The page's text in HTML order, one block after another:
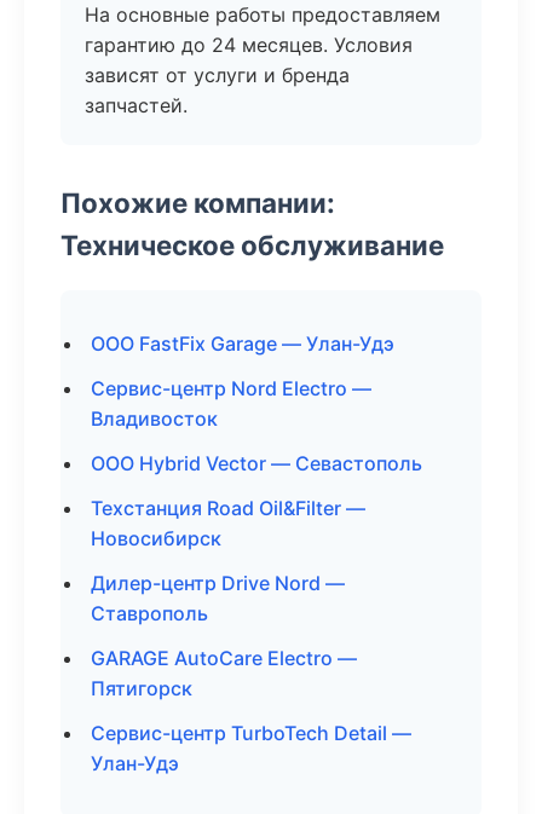
На основные работы предоставляем
гарантию до 24 месяцев. Условия
зависят от услуги и бренда
запчастей.
Похожие компании:
Техническое обслуживание
ООО FastFix Garage — Улан-Удэ
Сервис-центр Nord Electro —
Владивосток
ООО Hybrid Vector — Севастополь
Техстанция Road Oil&Filter —
Новосибирск
Дилер-центр Drive Nord —
Ставрополь
GARAGE AutoCare Electro —
Пятигорск
Сервис-центр TurboTech Detail —
Улан-Удэ